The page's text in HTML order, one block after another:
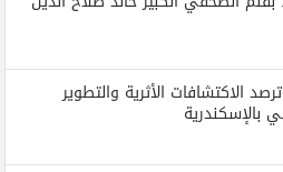
الاكتشافات الأثرية والتطوير
بالإسكندرية